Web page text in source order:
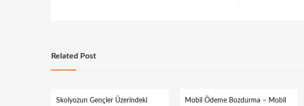
Related Post
Skolyozun Gençler Üzerindeki
Mobil Ödeme Bozdurma – Mobil